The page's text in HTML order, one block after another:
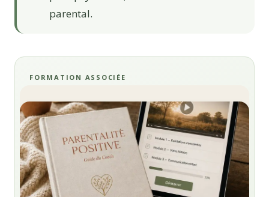
parental.
FORMATION ASSOCIÉE